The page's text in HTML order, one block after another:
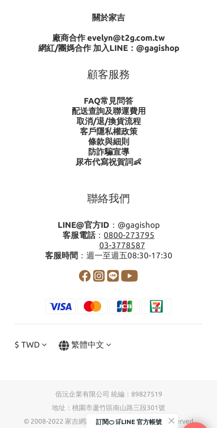
關於家吉
廠商合作 evelyn@t2g.com.tw
網紅/團媽合作 加入LINE： @gagishop
顧客服務
FAQ常見問答
配送查詢及聯運費用
取消/退/換貨流程
客戶隱私權政策
條款與細則
防詐騙宣導
尿布代寫祝賀詞👶
聯絡我們
LINE@官方ID ： @gagishop
客服電話： 0800-273795
03-3778587
客服時間 ：週一至週五08:30-17:30
$ TWD 繁體中文
佰沅企業有限公司 統編：89827519
地址：桃園市蘆竹區南山路三段301號
© 2008-2022 家吉網路購物 Company, all rights reserved.
訂閱🍊🛒LINE 官方帳號